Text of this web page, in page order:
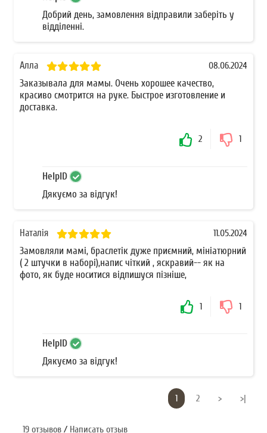
Добрий день, замовлення відправили заберіть у
відділенні.
Алла 08.06.2024
Заказывала для мамы. Очень хорошее качество,
красиво смотрится на руке. Быстрое изготовление и
доставка.
2 1
HelpID
Дякуємо за відгук!
Наталія 11.05.2024
Замовляли мамі, браслетік дуже приємний, мініатюрний
( 2 штучки в наборі),напис чіткий , яскравий-- як на
фото, як буде носитися відпишуся пізніше,
1 1
HelpID
Дякуємо за відгук!
1 2 > >|
19 отзывов / Написать отзыв